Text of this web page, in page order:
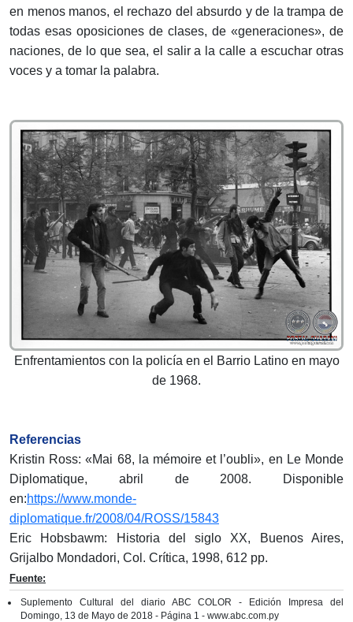
en menos manos, el rechazo del absurdo y de la trampa de
todas esas oposiciones de clases, de «generaciones», de
naciones, de lo que sea, el salir a la calle a escuchar otras
voces y a tomar la palabra.
Enfrentamientos con la policía en el Barrio Latino en mayo
de 1968.
Referencias
Kristin Ross: «Mai 68, la mémoire et l’oubli», en Le Monde
Diplomatique, abril de 2008. Disponible
en:https://www.monde-
diplomatique.fr/2008/04/ROSS/15843
Eric Hobsbawm: Historia del siglo XX, Buenos Aires,
Grijalbo Mondadori, Col. Crítica, 1998, 612 pp.
Fuente:
Suplemento Cultural del diario ABC COLOR - Edición Impresa del
Domingo, 13 de Mayo de 2018 - Página 1 - www.abc.com.py